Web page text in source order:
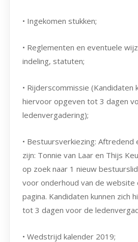
• Ingekomen stukken;
• Reglementen en eventuele
indeling, statuten;
• Rijderscommissie (Kandidaten
hiervoor opgeven tot 3 dagen
ledenvergadering);
• Bestuursverkiezing: Aftredend
zijn: Tonnie van Laar en Thijs
op zoek naar 1 nieuw
voor onderhoud van de website
pagina. Kandidaten kunnen zich
tot 3 dagen voor de
• Wedstrijd kalender 2019;